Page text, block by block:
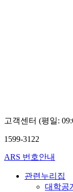
고객센터 (평일:
1599-3122
ARS 번호안내
관련누리집
대학공